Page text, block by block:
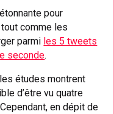
pour
tout comme les
parmi les 5 tweets
seconde.
études montrent
d’être vu quatre
en dépit de